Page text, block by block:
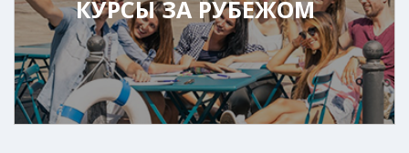
КУРСЫ ЗА РУБЕЖОМ